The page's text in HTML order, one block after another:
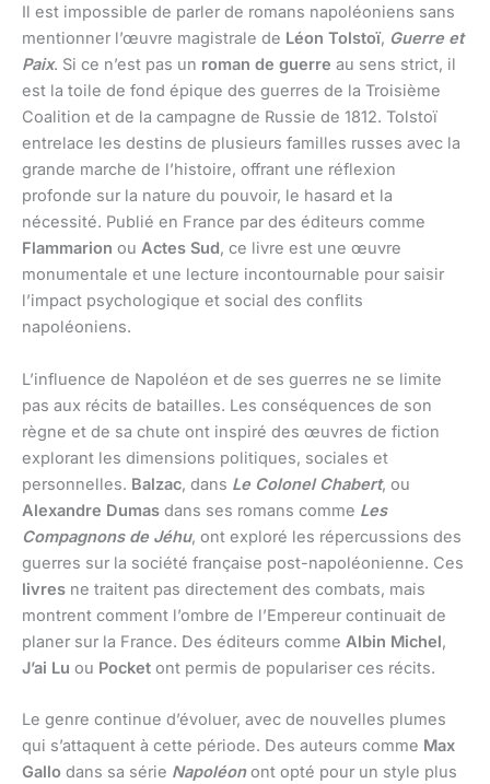
Il est impossible de parler de romans napoléoniens sans
mentionner l’œuvre magistrale de Léon Tolstoï, Guerre et
Paix. Si ce n’est pas un roman de guerre au sens strict, il
est la toile de fond épique des guerres de la Troisième
Coalition et de la campagne de Russie de 1812. Tolstoï
entrelace les destins de plusieurs familles russes avec la
grande marche de l’histoire, offrant une réflexion
profonde sur la nature du pouvoir, le hasard et la
nécessité. Publié en France par des éditeurs comme
Flammarion ou Actes Sud, ce livre est une œuvre
monumentale et une lecture incontournable pour saisir
l’impact psychologique et social des conflits
napoléoniens.
L’influence de Napoléon et de ses guerres ne se limite
pas aux récits de batailles. Les conséquences de son
règne et de sa chute ont inspiré des œuvres de fiction
explorant les dimensions politiques, sociales et
personnelles. Balzac, dans Le Colonel Chabert, ou
Alexandre Dumas dans ses romans comme Les
Compagnons de Jéhu, ont exploré les répercussions des
guerres sur la société française post-napoléonienne. Ces
livres ne traitent pas directement des combats, mais
montrent comment l’ombre de l’Empereur continuait de
planer sur la France. Des éditeurs comme Albin Michel,
J’ai Lu ou Pocket ont permis de populariser ces récits.
Le genre continue d’évoluer, avec de nouvelles plumes
qui s’attaquent à cette période. Des auteurs comme Max
Gallo dans sa série Napoléonont opté pour un style plus